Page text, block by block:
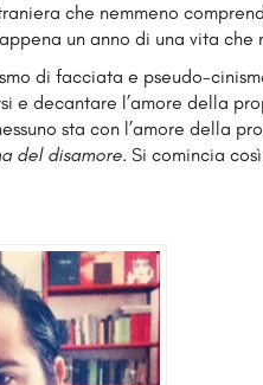
che nemmeno
un anno di una vita
di facciata e pseudo-
e decantare l’amore della
sta con l’amore della
del disamore. Si comincia